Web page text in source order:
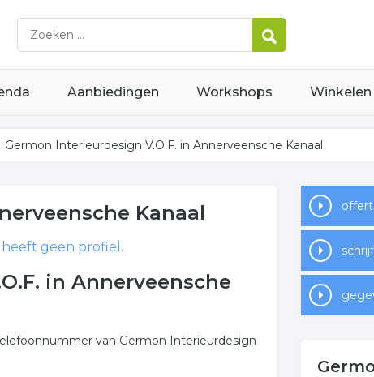
Aanbiedingen Workshops Winkelen
Germon Interieurdesign V.O.F. in Annerveensche Kanaal
Kanaal
geen profiel.
in Annerveensche
van Germon Interieurdesign